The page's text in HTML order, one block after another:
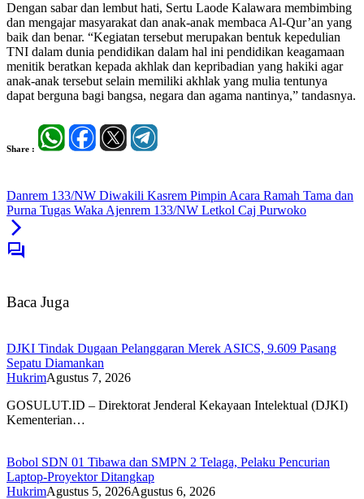
Dengan sabar dan lembut hati, Sertu Laode Kalawara membimbing
dan mengajar masyarakat dan anak-anak membaca Al-Qur’an yang
baik dan benar. “Kegiatan tersebut merupakan bentuk kepedulian
TNI dalam dunia pendidikan dalam hal ini pendidikan keagamaan
menitik beratkan kepada akhlak dan kepribadian yang hakiki agar
anak-anak tersebut selain memiliki akhlak yang mulia tentunya
dapat berguna bagi bangsa, negara dan agama nantinya,” tandasnya.
Share :
Danrem 133/NW Diwakili Kasrem Pimpin Acara Ramah Tama dan
Purna Tugas Waka Ajenrem 133/NW Letkol Caj Purwoko
Baca Juga
DJKI Tindak Dugaan Pelanggaran Merek ASICS, 9.609 Pasang
Sepatu Diamankan
HukrimAgustus 7, 2026
GOSULUT.ID – Direktorat Jenderal Kekayaan Intelektual (DJKI)
Kementerian…
Bobol SDN 01 Tibawa dan SMPN 2 Telaga, Pelaku Pencurian
Laptop-Proyektor Ditangkap
HukrimAgustus 5, 2026Agustus 6, 2026